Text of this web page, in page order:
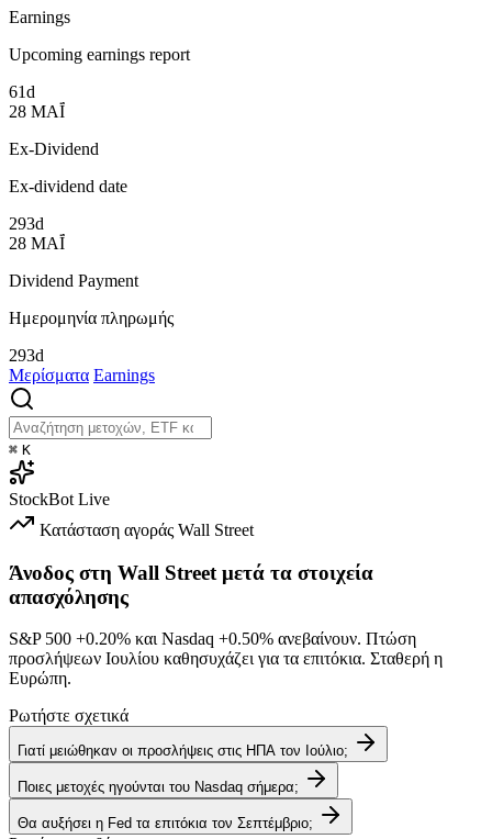
Earnings
Upcoming earnings report
61d
28 ΜΑΪ́
Ex-Dividend
Ex-dividend date
293d
28 ΜΑΪ́
Dividend Payment
Ημερομηνία πληρωμής
293d
Μερίσματα Earnings
⌘ K
StockBot Live
Κατάσταση αγοράς Wall Street
Άνοδος στη Wall Street μετά τα στοιχεία
απασχόλησης
S&P 500 +0.20% και Nasdaq +0.50% ανεβαίνουν. Πτώση
προσλήψεων Ιουλίου καθησυχάζει για τα επιτόκια. Σταθερή η
Ευρώπη.
Ρωτήστε σχετικά
Γιατί μειώθηκαν οι προσλήψεις στις ΗΠΑ τον Ιούλιο;
Ποιες μετοχές ηγούνται του Nasdaq σήμερα;
Θα αυξήσει η Fed τα επιτόκια τον Σεπτέμβριο;